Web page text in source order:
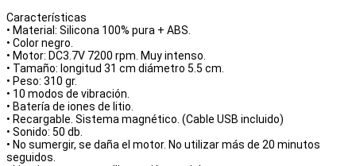
Características
• Material: Silicona 100% pura + ABS.
• Color negro.
• Motor: DC3.7V 7200 rpm. Muy intenso.
• Tamaño: longitud 31 cm diámetro 5.5 cm.
• Peso: 310 gr.
• 10 modos de vibración.
• Batería de iones de litio.
• Recargable. Sistema magnético. (Cable USB incluido)
• Sonido: 50 db.
• No sumergir, se daña el motor. No utilizar más de 20 minutos
seguidos.